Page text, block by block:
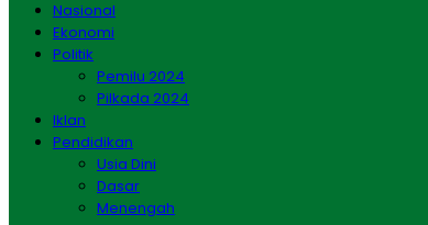
Nasional
Ekonomi
Politik
Pemilu 2024
Pilkada 2024
Iklan
Pendidikan
Usia Dini
Dasar
Menengah